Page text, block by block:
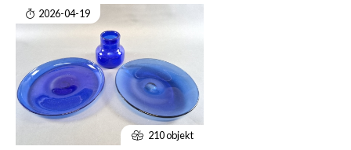
2026-04-19
210 objekt